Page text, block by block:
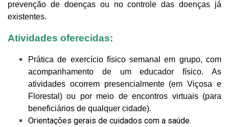
prevenção de doenças ou no controle das doenças já
existentes.
Atividades oferecidas:
Prática de exercício físico semanal em grupo, com
acompanhamento de um educador físico. As
atividades ocorrem presencialmente (em Viçosa e
Florestal) ou por meio de encontros virtuais (para
beneficiários de qualquer cidade).
Orientações gerais de cuidados com a saúde.